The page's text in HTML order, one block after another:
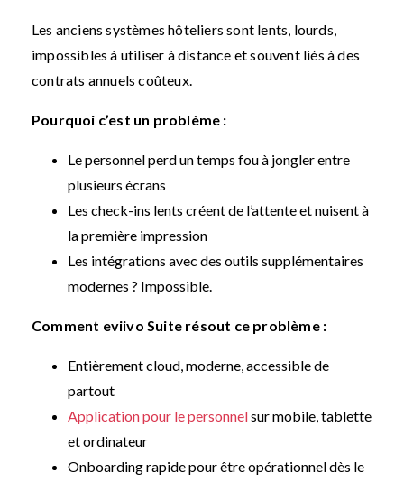
Les anciens systèmes hôteliers sont lents, lourds,
impossibles à utiliser à distance et souvent liés à des
contrats annuels coûteux.
Pourquoi c’est un problème :
Le personnel perd un temps fou à jongler entre
plusieurs écrans
Les check-ins lents créent de l’attente et nuisent à
la première impression
Les intégrations avec des outils supplémentaires
modernes ? Impossible.
Comment eviivo Suite résout ce problème :
Entièrement cloud, moderne, accessible de
partout
Application pour le personnelsur mobile, tablette
et ordinateur
Onboarding rapide pour être opérationnel dès le